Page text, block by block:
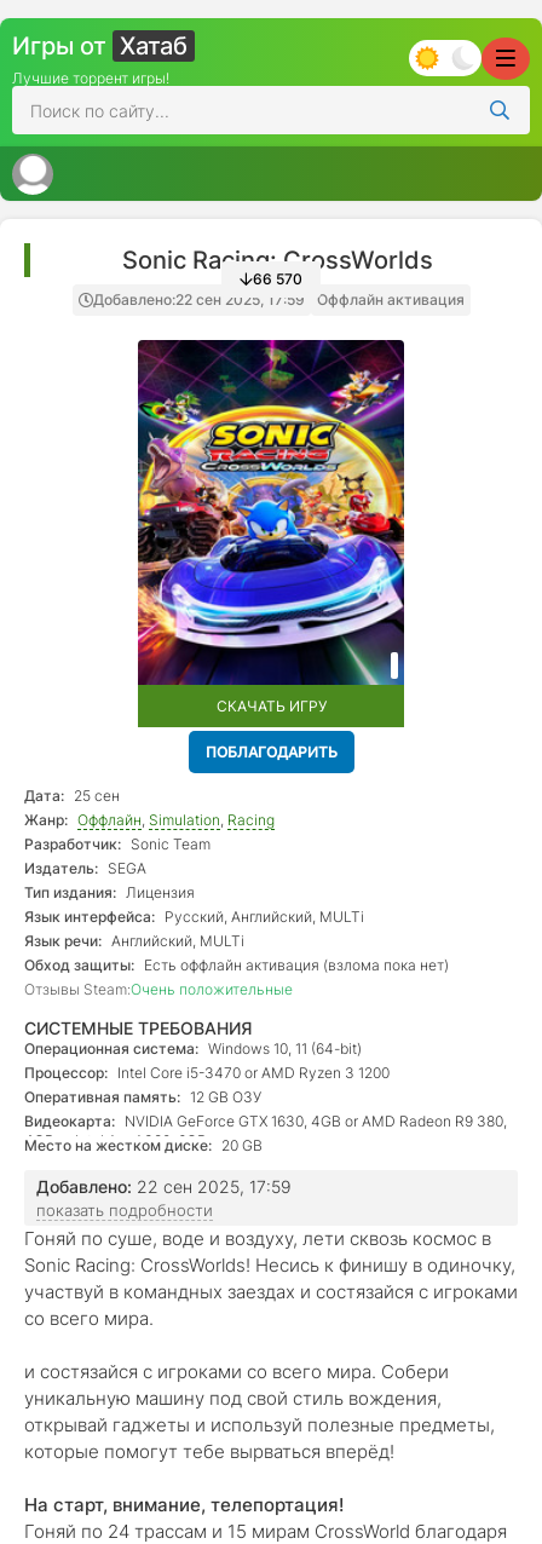
Игры от Хатаб
Лучшие торрент игры!
Sonic Racing: CrossWorlds
Добавлено:22 сен 2025, 17:59 Оффлайн активация
66 570
СКАЧАТЬ ИГРУ
ПОБЛАГОДАРИТЬ
Дата: 25 сен
Жанр: Оффлайн, Simulation, Racing
Разработчик: Sonic Team
Издатель: SEGA
Тип издания: Лицензия
Язык интерфейса: Русский, Английский, MULTi
Язык речи: Английский, MULTi
Обход защиты: Есть оффлайн активация (взлома пока нет)
Отзывы Steam:Очень положительные
СИСТЕМНЫЕ ТРЕБОВАНИЯ
Операционная система: Windows 10, 11 (64-bit)
Процессор: Intel Core i5-3470 or AMD Ryzen 3 1200
Оперативная память: 12 GB ОЗУ
Видеокарта: NVIDIA GeForce GTX 1630, 4GB or AMD Radeon R9 380,
4GB or Intel Arc A380, 6GB
Место на жестком диске: 20 GB
Добавлено: 22 сен 2025, 17:59
показать подробности
Гоняй по суше, воде и воздуху, лети сквозь космос в
Sonic Racing: CrossWorlds! Несись к финишу в одиночку,
участвуй в командных заездах и состязайся с игроками
со всего мира.
и состязайся с игроками со всего мира. Собери
уникальную машину под свой стиль вождения,
открывай гаджеты и используй полезные предметы,
которые помогут тебе вырваться вперёд!
На старт, внимание, телепортация!
Гоняй по 24 трассам и 15 мирам CrossWorld благодаря